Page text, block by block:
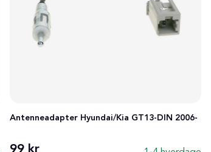
Antenneadapter Hyundai/Kia GT13-DIN 2006-
99 kr